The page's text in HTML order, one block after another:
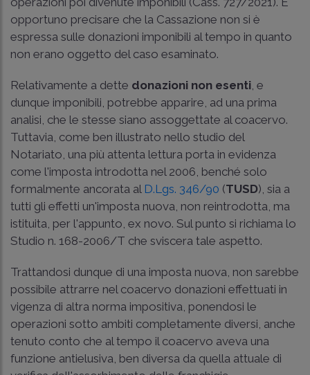
opportuno precisare che la Cassazione non si è
espressa sulle donazioni imponibili al tempo in quanto
non erano oggetto del caso esaminato.
Relativamente a dette donazioni non esenti, e
dunque imponibili, potrebbe apparire, ad una prima
analisi, che le stesse siano assoggettate al coacervo.
Tuttavia, come ben illustrato nello studio del
Notariato, una più attenta lettura porta in evidenza
come l'imposta introdotta nel 2006, benché solo
formalmente ancorata al D.Lgs. 346/90 (TUSD), sia a
tutti gli effetti un'imposta nuova, non reintrodotta, ma
istituita, per l'appunto, ex novo. Sul punto si richiama lo
Studio n. 168-2006/T che sviscera tale aspetto.
Trattandosi dunque di una imposta nuova, non sarebbe
possibile attrarre nel coacervo donazioni effettuati in
vigenza di altra norma impositiva, ponendosi le
operazioni sotto ambiti completamente diversi, anche
tenuto conto che al tempo il coacervo aveva una
funzione antielusiva, ben diversa da quella attuale di